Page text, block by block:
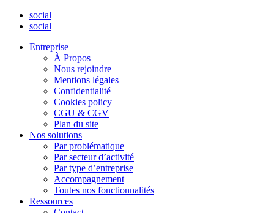
social
social
Entreprise
À Propos
Nous rejoindre
Mentions légales
Confidentialité
Cookies policy
CGU & CGV
Plan du site
Nos solutions
Par problématique
Par secteur d’activité
Par type d’entreprise
Accompagnement
Toutes nos fonctionnalités
Ressources